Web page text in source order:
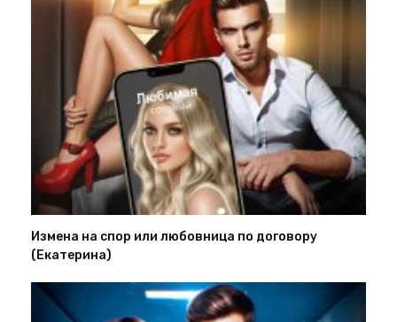
Измена на спор или любовница по договору
(Екатерина)